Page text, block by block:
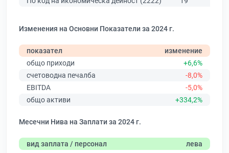
Изменения на Основни Показатели за 2024 г.
показател
изменение
общо приходи
+6,6%
счетоводна печалба
-8,0%
EBITDA
-5,0%
общо активи
+334,2%
Месечни Нива на Заплати за 2024 г.
вид заплата / персонал
лева